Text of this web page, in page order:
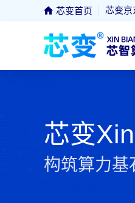
芯变首页 芯变京
芯变
构筑算力基